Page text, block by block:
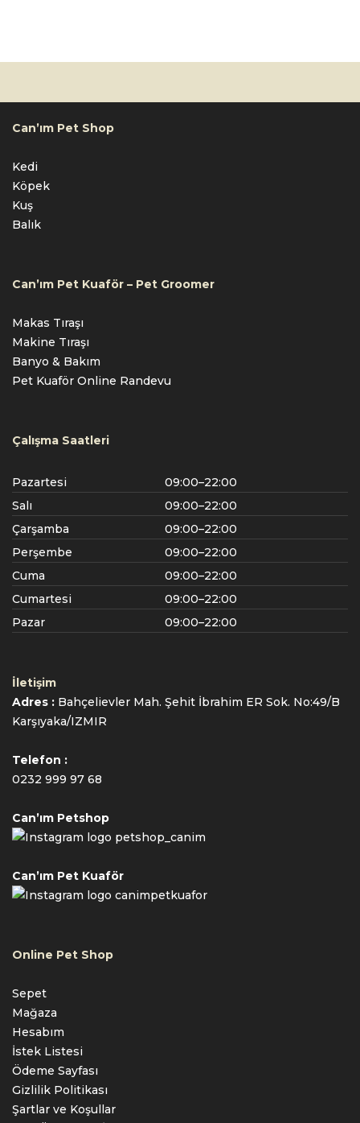
Can’ım Pet Shop
Kedi
Köpek
Kuş
Balık
Can’ım Pet Kuaför – Pet Groomer
Makas Tıraşı
Makine Tıraşı
Banyo & Bakım
Pet Kuaför Online Randevu
Çalışma Saatleri
Pazartesi
09:00–22:00
Salı
09:00–22:00
Çarşamba
09:00–22:00
Perşembe
09:00–22:00
Cuma
09:00–22:00
Cumartesi
09:00–22:00
Pazar
09:00–22:00
İletişim
Adres : Bahçelievler Mah. Şehit İbrahim ER Sok. No:49/B
Karşıyaka/IZMIR
Telefon :
0232 999 97 68
Can’ım Petshop
petshop_canim
Can’ım Pet Kuaför
canimpetkuafor
Online Pet Shop
Sepet
Mağaza
Hesabım
İstek Listesi
Ödeme Sayfası
Gizlilik Politikası
Şartlar ve Koşullar